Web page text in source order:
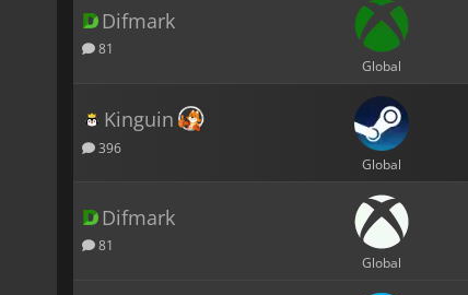
Difmark
81
Global
Kinguin
396
Global
Difmark
81
Global